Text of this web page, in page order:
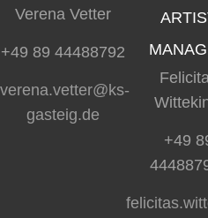
Verena Vetter
+49 89 44488792
verena.vetter@ks-
gasteig.de
+49